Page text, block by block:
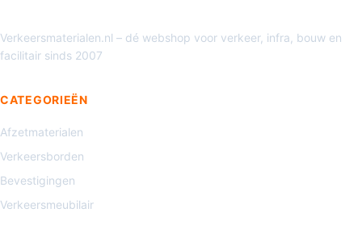
Verkeersmaterialen.nl – dé webshop voor verkeer, infra, bouw en
facilitair sinds 2007
CATEGORIEËN
Afzetmaterialen
Verkeersborden
Bevestigingen
Verkeersmeubilair